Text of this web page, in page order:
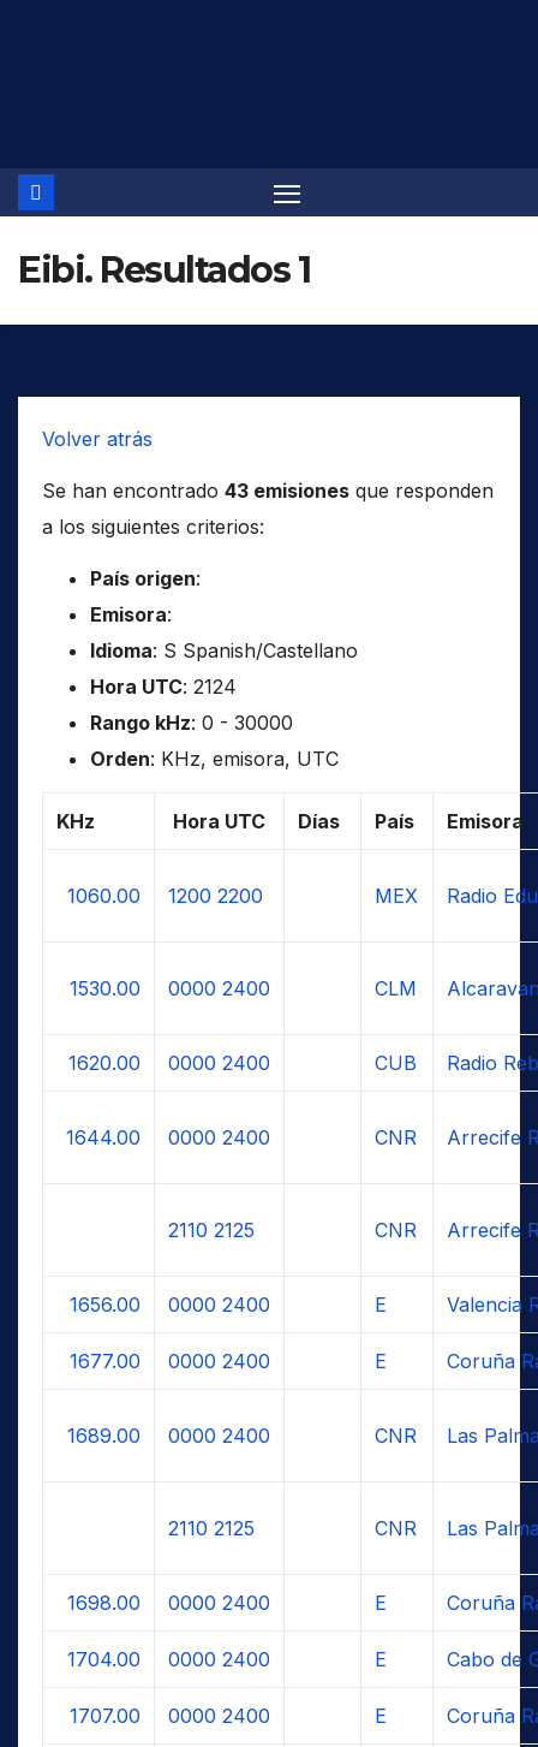
Eibi. Resultados 1
Volver atrás
Se han encontrado 43 emisiones que responden
a los siguientes criterios:
País origen:
Emisora:
Idioma: S Spanish/Castellano
Hora UTC: 2124
Rango kHz: 0 - 30000
Orden: KHz, emisora, UTC
KHz Hora UTC Días País Emisora
1060.00 1200 2200 MEX Radio
1530.00 0000 2400 CLM
1620.00 0000 2400 CUB Radio
1644.00 0000 2400 CNR Arrecife
2110 2125 CNR Arrecife
1656.00 0000 2400 E Valencia
1677.00 0000 2400 E Coruña
1689.00 0000 2400 CNR Las
2110 2125 CNR Las
1698.00 0000 2400 E Coruña
1704.00 0000 2400 E Cabo de
1707.00 0000 2400 E Coruña